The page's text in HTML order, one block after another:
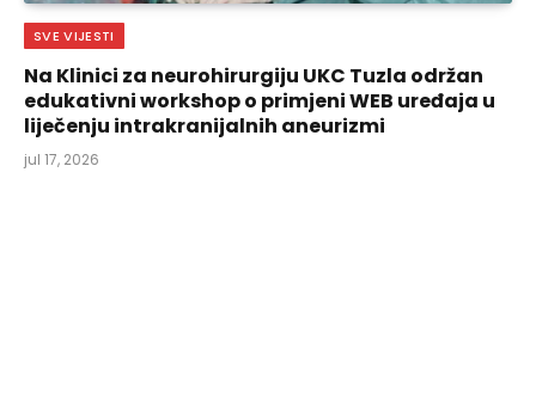
SVE VIJESTI
Na Klinici za neurohirurgiju UKC Tuzla održan
edukativni workshop o primjeni WEB uređaja u
liječenju intrakranijalnih aneurizmi
jul 17, 2026